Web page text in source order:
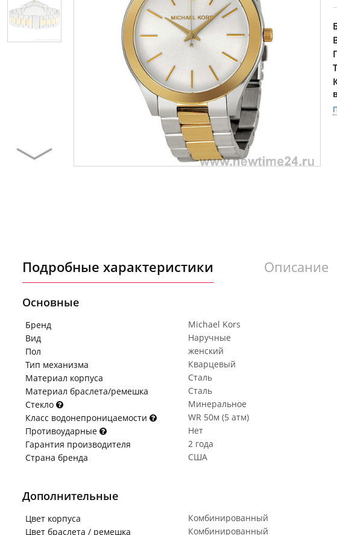
Подробные характеристики Описание
Основные
Бренд
Michael Kors
Вид
Наручные
Пол
женский
Тип механизма
Кварцевый
Материал корпуса
Сталь
Материал браслета/ремешка
Сталь
Стекло
Минеральное
Класс водонепроницаемости
WR 50м (5 атм)
Противоударные
Нет
Гарантия производителя
2 года
Страна бренда
США
Дополнительные
Цвет корпуса
Комбинированный
Цвет браслета / ремешка
Комбинированный